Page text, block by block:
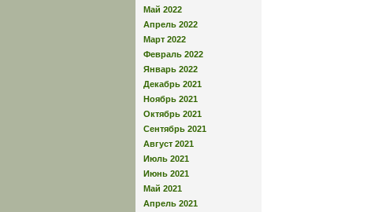
Май 2022
Апрель 2022
Март 2022
Февраль 2022
Январь 2022
Декабрь 2021
Ноябрь 2021
Октябрь 2021
Сентябрь 2021
Август 2021
Июль 2021
Июнь 2021
Май 2021
Апрель 2021